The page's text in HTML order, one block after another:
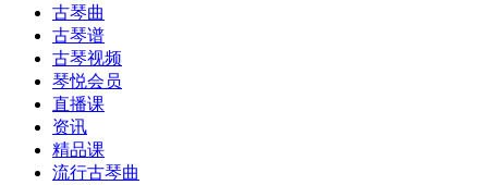
古琴曲
古琴谱
古琴视频
琴悦会员
直播课
资讯
精品课
流行古琴曲